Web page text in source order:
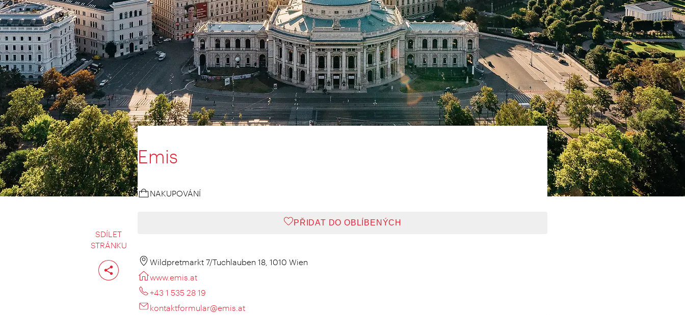
SDÍLET
STRÁNKU
Rozdělit
stranu
Emis
NAKUPOVÁNÍ
PŘIDAT DO OBLÍBENÝCH
Wildpretmarkt 7/Tuchlauben 18, 1010 Wien
www.emis.at
+43 1 535 28 19
kontaktformular@emis.at